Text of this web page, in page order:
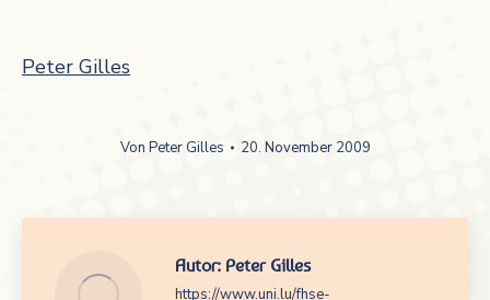
Peter Gilles
Von Peter Gilles 20. November 2009
Autor: Peter Gilles
https://www.uni.lu/fhse-